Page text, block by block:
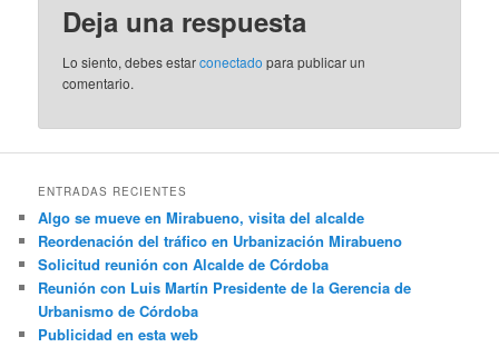
Deja una respuesta
Lo siento, debes estarconectado para publicar un
comentario.
ENTRADAS RECIENTES
Algo se mueve en Mirabueno, visita del alcalde
Reordenación del tráfico en Urbanización Mirabueno
Solicitud reunión con Alcalde de Córdoba
Reunión con Luis Martín Presidente de la Gerencia de
Urbanismo de Córdoba
Publicidad en esta web